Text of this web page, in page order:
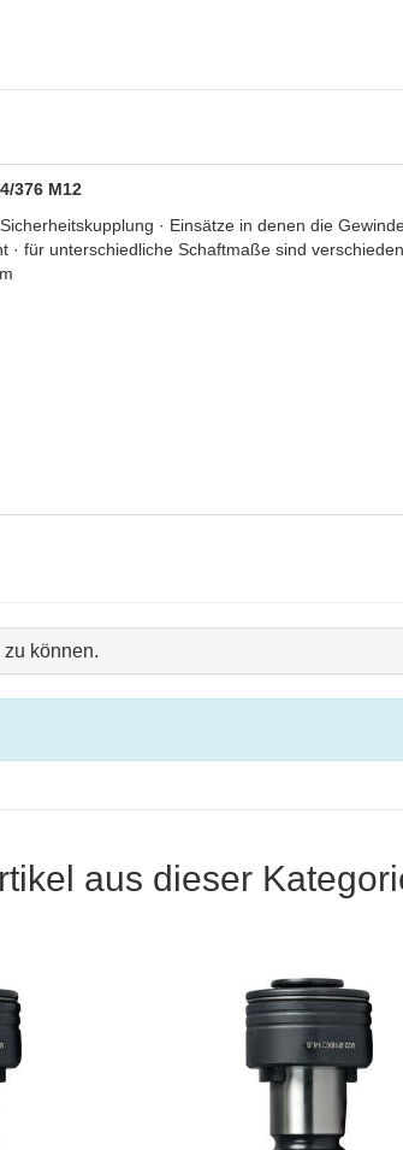
376 M12
· Einsätze in denen die
für unterschiedliche Schaftmaße sind
können.
aus dieser